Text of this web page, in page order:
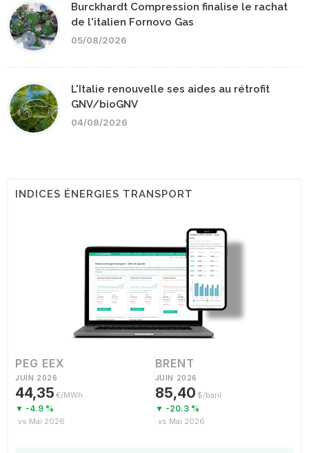
Burckhardt Compression finalise le rachat
de l'italien Fornovo Gas
05/08/2026
L'Italie renouvelle ses aides au rétrofit
GNV/bioGNV
04/08/2026
INDICES ÉNERGIES TRANSPORT
PEG EEX
JUIN 2026
44,35 €/MWh
▼ -4.9 %
vs Mai 2026
BRENT
JUIN 2026
85,40 $/baril
▼ -20.3 %
vs Mai 2026